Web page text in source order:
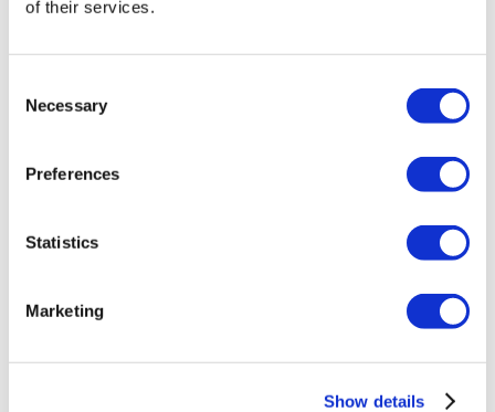
of their services.
Selection
Necessary
Preferences
Statistics
Marketing
Show details
Dentavivo
Die Acıbadem Healthcare Group
DentGroup Maslak
Medical Park Gaziosmanpasa Krankenhaus